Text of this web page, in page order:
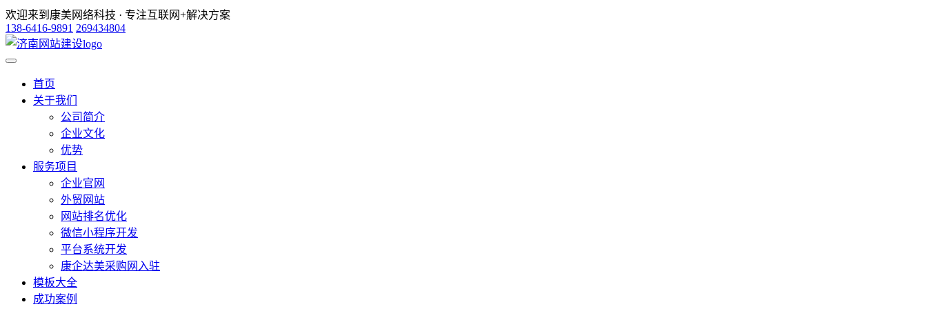
欢迎来到康美网络科技 · 专注互联网+解决方案
138-6416-9891 269434804
首页
关于我们
公司简介
企业文化
优势
服务项目
企业官网
外贸网站
网站排名优化
微信小程序开发
平台系统开发
康企达美采购网入驻
模板大全
成功案例